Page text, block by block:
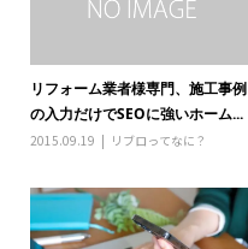
リフォーム業者様専門、施工事例
の入力だけでSEOに強いホーム...
2015.09.19 リブロってなに？